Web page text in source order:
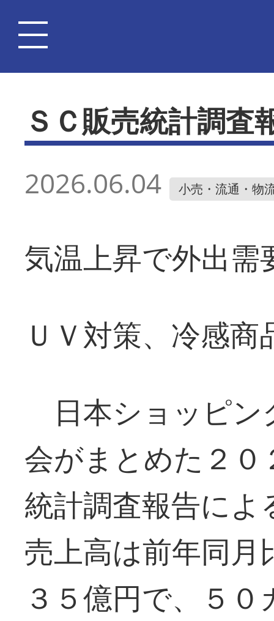
ＳＣ販売統計調
2026.06.04 小売・流通・物
気温上昇で外出需
ＵＶ対策、冷感商
日本ショッピン
会がまとめた２
統計調査報告に
売上高は前年同月
３５億円で、５